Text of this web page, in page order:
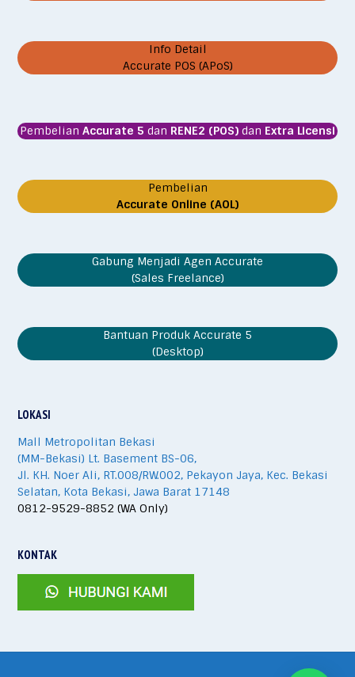
Info Detail
Accurate POS (APoS)
Pembelian Accurate 5 dan RENE2 (POS) dan Extra Licensi
Pembelian
Accurate Online (AOL)
Gabung Menjadi Agen Accurate
(Sales Freelance)
Bantuan Produk Accurate 5
(Desktop)
LOKASI
Mall Metropolitan Bekasi
(MM-Bekasi) Lt. Basement BS-06,
Jl. KH. Noer Ali, RT.008/RW.002, Pekayon Jaya, Kec. Bekasi
Selatan, Kota Bekasi, Jawa Barat 17148
0812-9529-8852 (WA Only)
KONTAK